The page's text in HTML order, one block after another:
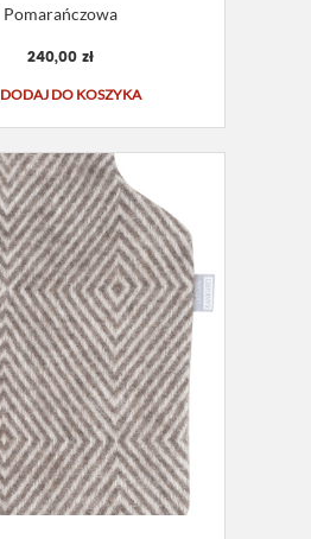
Pomarańczowa
240,00 zł
DODAJ DO KOSZYKA